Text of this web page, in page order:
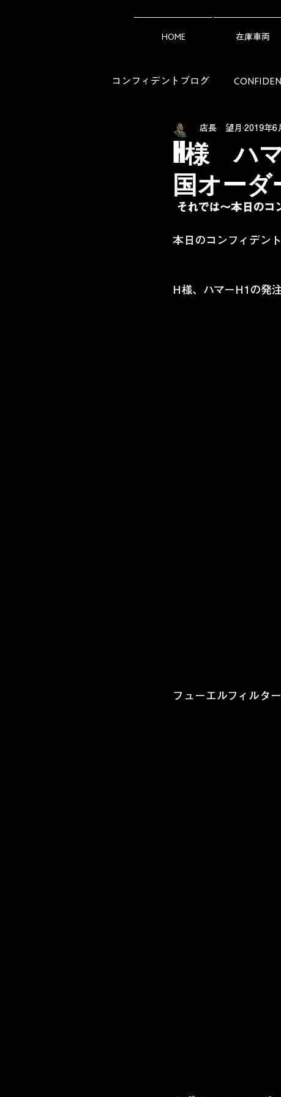
HOME 在庫車両
コンフィデントブログ
アメ車ライフの知恵袋（Owner's
H様 ハ
国オー
店長 望月 2019年6
それでは～本日の
本日のコンフィデン
H様、ハマーH1の発
フューエルフィルタ